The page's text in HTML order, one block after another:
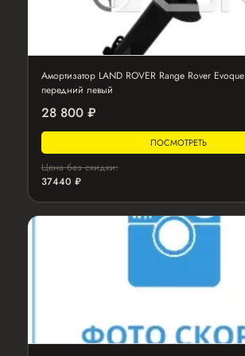
Амортизатор LAND ROVER Range Rover
передний левый
28 800 ₽
ПОСМОТРЕТЬ
Цена без скидки:
37440 ₽